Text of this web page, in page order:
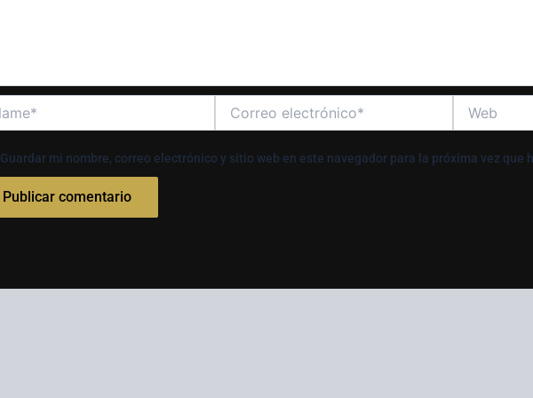
electrónico*
Guardar mi nombre, correo electrónico y sitio web en este navegador para la próxima vez que